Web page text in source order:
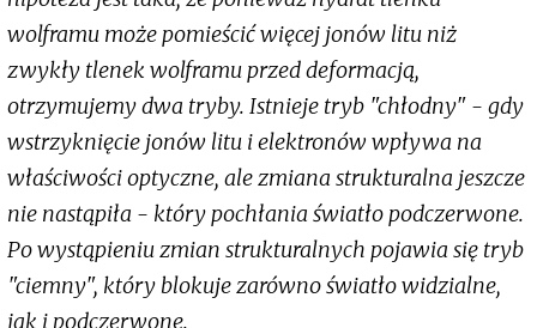
wolframu może pomieścić więcej jonów litu niż
zwykły tlenek wolframu przed deformacją,
otrzymujemy dwa tryby. Istnieje tryb "chłodny" - gdy
wstrzyknięcie jonów litu i elektronów wpływa na
właściwości optyczne, ale zmiana strukturalna jeszcze
nie nastąpiła - który pochłania światło podczerwone.
Po wystąpieniu zmian strukturalnych pojawia się tryb
"ciemny", który blokuje zarówno światło widzialne,
jak i podczerwone.